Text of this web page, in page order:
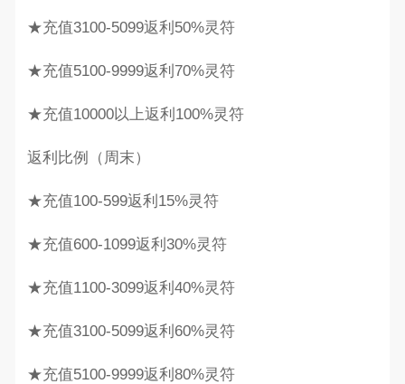
★充值3100-5099返利50%灵符
★充值5100-9999返利70%灵符
★充值10000以上返利100%灵符
返利比例（周末）
★充值100-599返利15%灵符
★充值600-1099返利30%灵符
★充值1100-3099返利40%灵符
★充值3100-5099返利60%灵符
★充值5100-9999返利80%灵符